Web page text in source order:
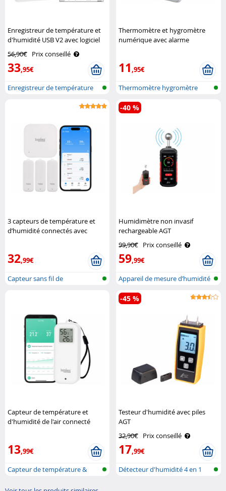
Enregistreur de température et
d'humidité USB V2 avec logiciel
56,90€ Prix conseillé
33,95€
Enregistreur de température
Thermomètre et hygromètre
numérique avec alarme
11,95€
Thermomètre hygromètre
avec alarme ..
3 capteurs de température et
d’humidité connectés avec
32,99€
Capteur sans fil de
Humidimètre non invasif
rechargeable AGT
99,90€ Prix conseillé
59,99€
-40 %
Appareil de mesure d’humidité
à bat..
Capteur de température et
d'humidité de l'air connecté
13,99€
Capteur de température &
Testeur d'humidité avec piles
AGT
32,90€ Prix conseillé
17,99€
-45 %
Détecteur d'humidité 4 en 1